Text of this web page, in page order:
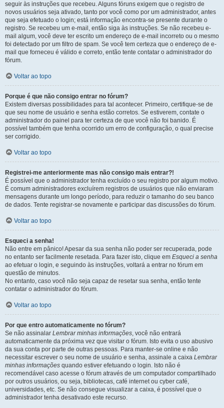
seguir às instruções que recebeu. Alguns fóruns exigem que o registro de
novos usuários seja ativado, tanto por você como por um administrador, antes
que seja efetuado o login; está informação encontra-se presente durante o
registro. Se recebeu um e-mail, então siga às instruções. Se não recebeu e-
mail algum, você deve ter escrito um endereço de e-mail incorreto ou o mesmo
foi detectado por um filtro de spam. Se você tem certeza que o endereço de e-
mail que forneceu é válido e correto, então tente contatar o administrador do
fórum.
Voltar ao topo
Porque é que não consigo entrar no fórum?
Existem diversas possibilidades para tal acontecer. Primeiro, certifique-se de
que seu nome de usuário e senha estão corretos. Se estiverem, contate o
administrador do painel para ter certeza de que você não foi banido. É
possível também que tenha ocorrido um erro de configuração, o qual precise
ser corrigido.
Voltar ao topo
Registrei-me anteriormente mas não consigo mais entrar?!
É possível que o administrador tenha excluído o seu registro por algum motivo.
É comum administradores excluírem registros de usuários que não enviaram
mensagens durante um longo período, para reduzir o tamanho do seu banco
de dados. Tente registrar-se novamente e participar das discussões do fórum.
Voltar ao topo
Esqueci a senha!
Não entre em pânico! Apesar da sua senha não poder ser recuperada, pode
no entanto ser facilmente resetada. Para fazer isto, clique em Esqueci a senha
ao efetuar o login, e seguindo às instruções, voltará a entrar no fórum em
questão de minutos.
No entanto, caso você não seja capaz de resetar sua senha, então tente
contatar o administrador do fórum.
Voltar ao topo
Por que entro automaticamente no fórum?
Se não assinalar Lembrar minhas informações, você não entrará
automaticamente da próxima vez que visitar o fórum. Isto evita o uso abusivo
da sua conta por parte de outras pessoas. Para manter-se online e não
necessitar escrever o seu nome de usuário e senha, assinale a caixa Lembrar
minhas informações quando estiver efetuando o login. Isto não é
recomendável caso acesse o fórum através de um computador compartilhado
por outros usuários, ou seja, bibliotecas, café internet ou cyber café,
universidades, etc. Se não consegue visualizar a caixa, é possível que o
administrador tenha desativado este recurso.